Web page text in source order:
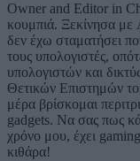
Owner and Editor in
κουμπιά. Ξεκίνησα
δεν έχω σταματήσει
τους υπολογιστές,
υπολογιστών και
Θετικών Επιστημών
μέρα βρίσκομαι
gadgets. Να σας πως
χρόνο μου, έχει
κιθάρα!